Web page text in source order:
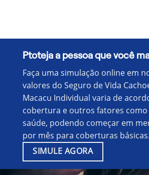
Ptoteja a pessoa que você
Faça uma simulação online em
valores do Seguro de Vida
Macacu Individual varia de
cobertura e outros fatores como
saúde, podendo começar em
por mês para coberturas básicas.
SIMULE AGORA